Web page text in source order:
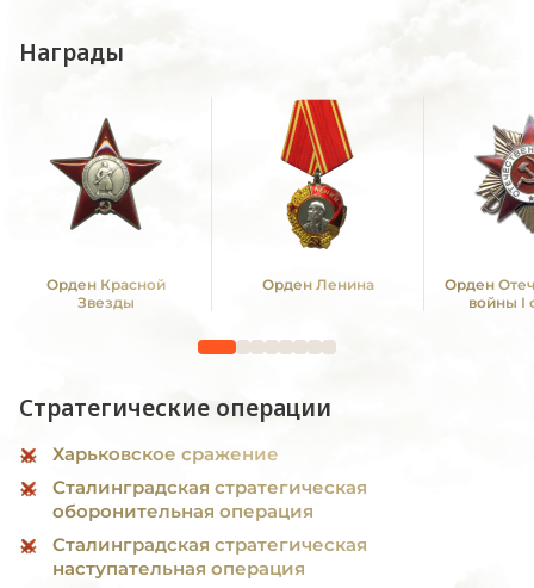
Награды
Орден Красной
Звезды
Орден Ленина
Орден
войны I
Стратегические операции
Харьковское сражение
Сталинградская стратегическая
оборонительная операция
Сталинградская стратегическая
наступательная операция